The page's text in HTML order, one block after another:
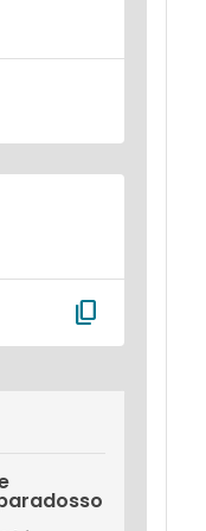
content_copy